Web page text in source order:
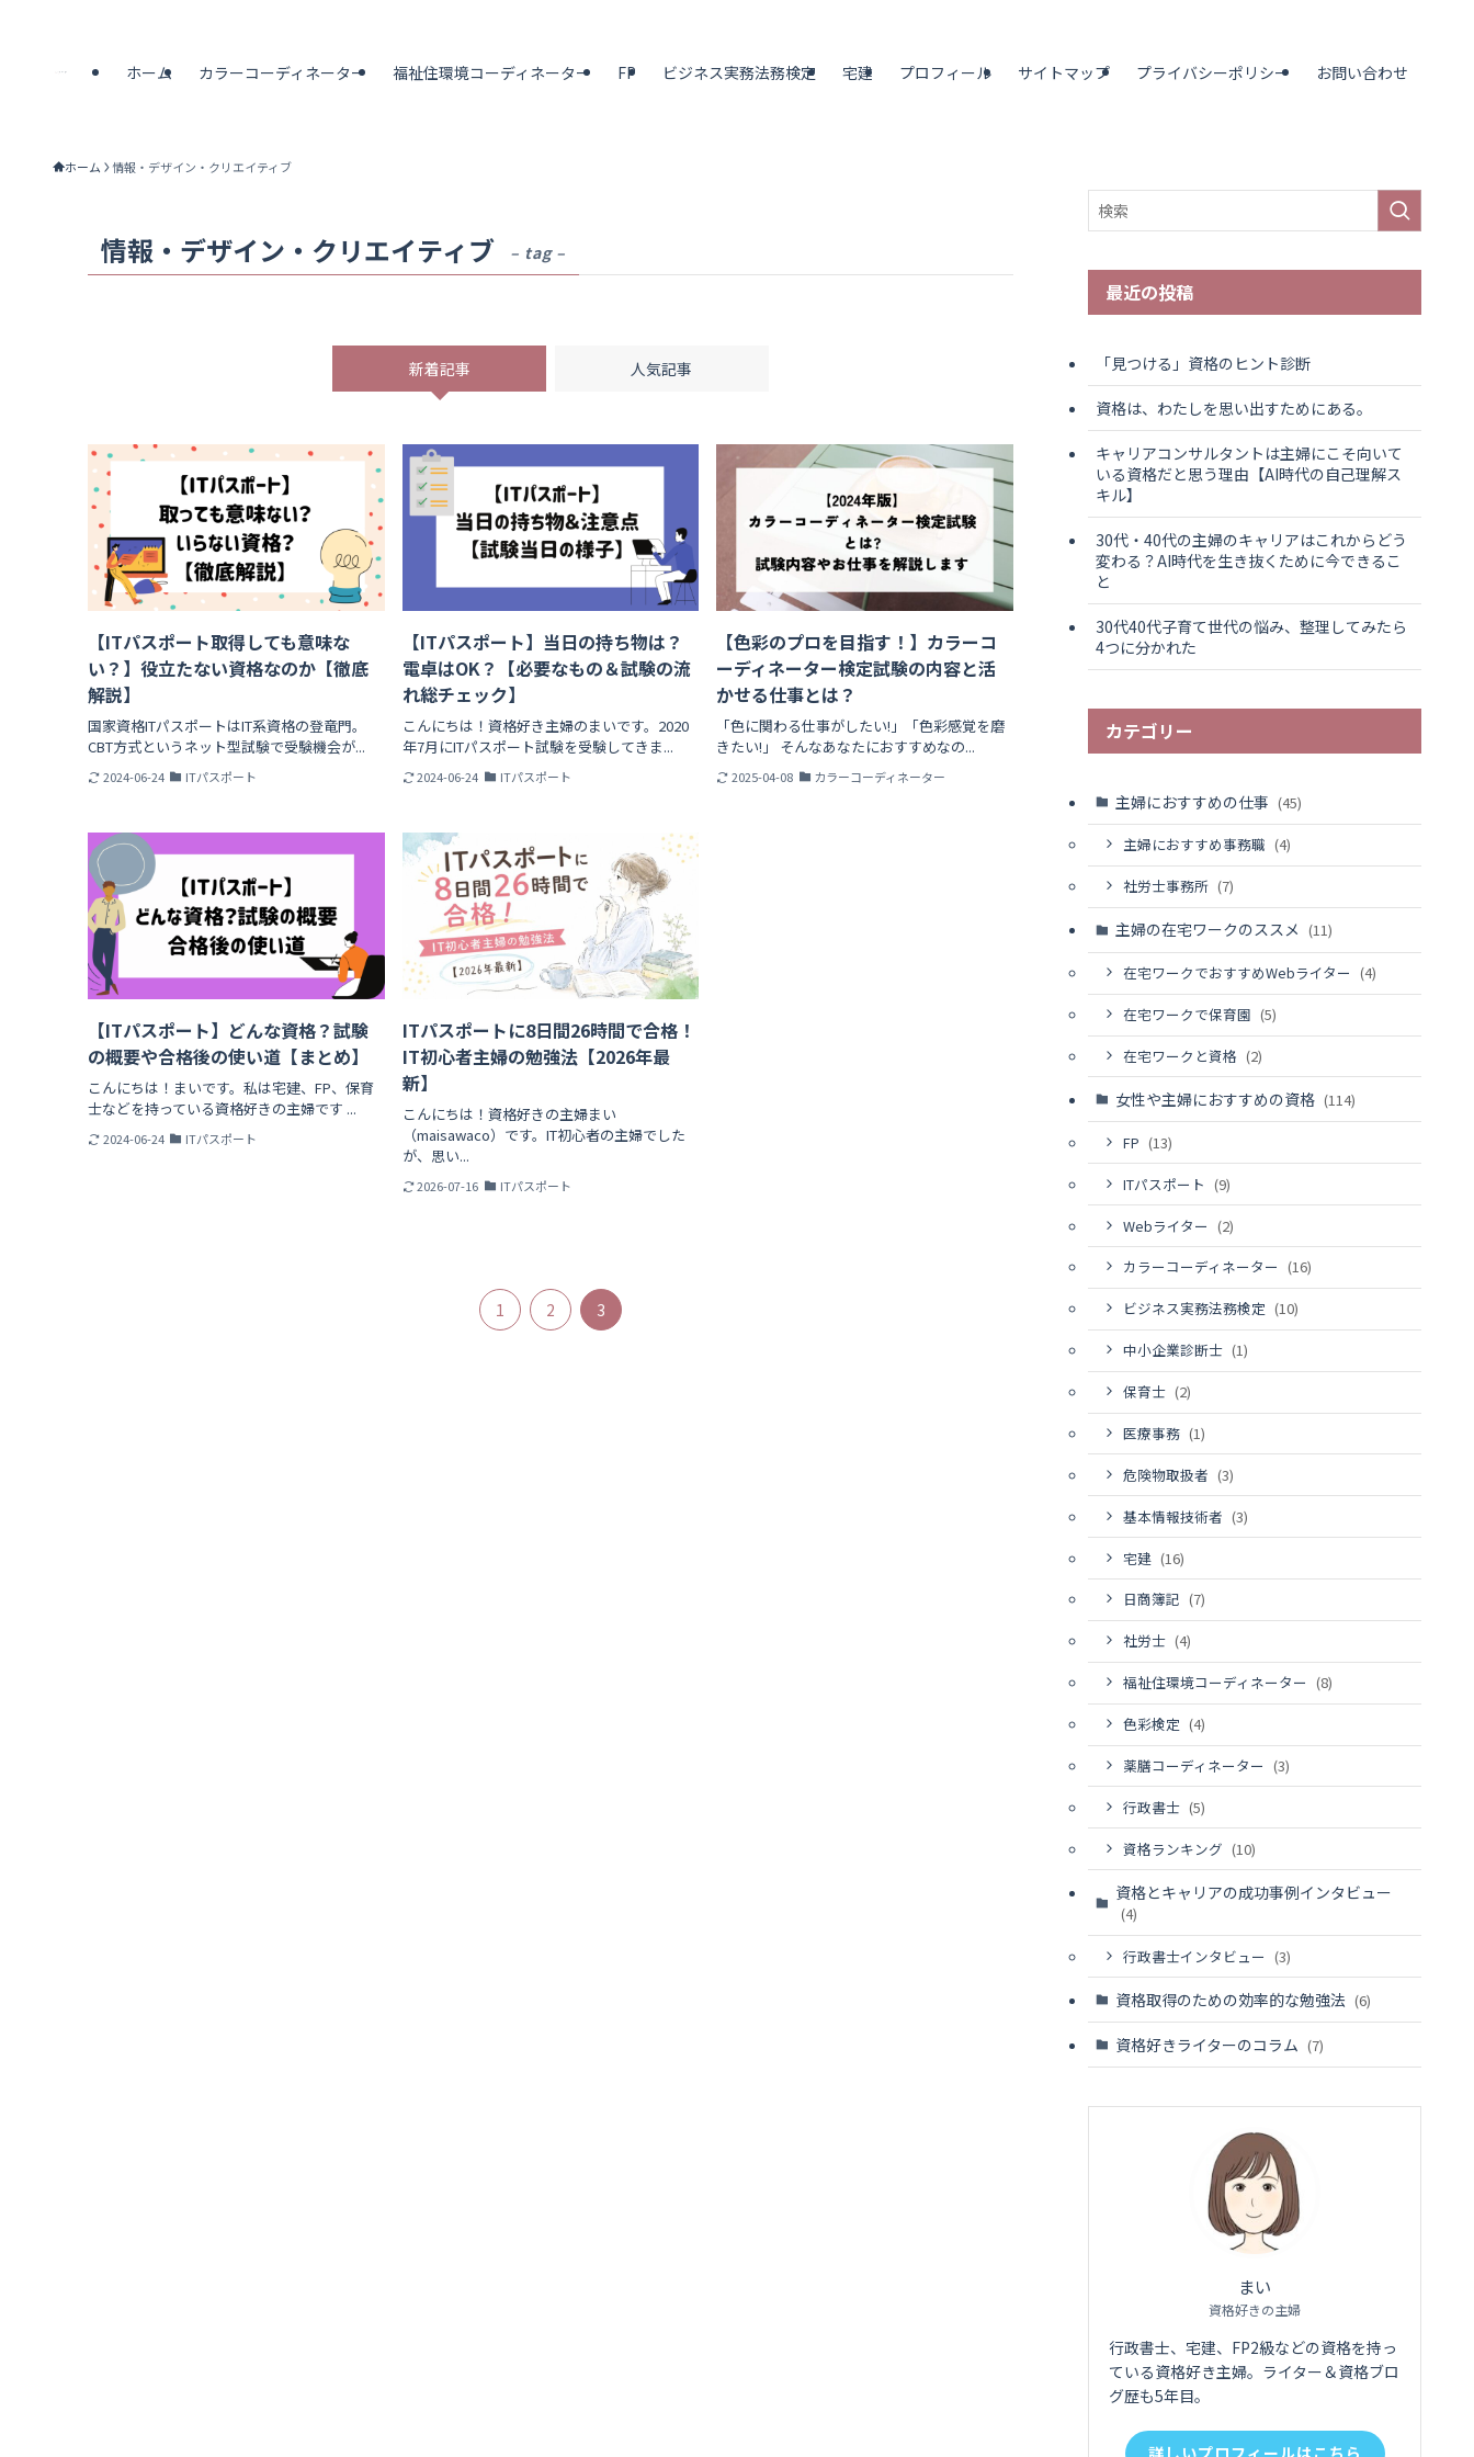
ホーム カラーコーディネーター 福祉住環境コーディネーター FP ビジネス実務法務検定 宅建 プロフィール サイトマップ プライバシーポリシー お問い合わせ
ホーム 情報・デザイン・クリエイティブ
情報・デザイン・クリエイティブ – tag –
新着記事 人気記事
【ITパスポート取得しても意味な
い？】役立たない資格なのか【徹底
解説】
国家資格ITパスポートはIT系資格の登竜門。
CBT方式というネット型試験で受験機会が...
2024-06-24 ITパスポート
【ITパスポート】当日の持ち物は？
電卓はOK？【必要なもの＆試験の流
れ総チェック】
こんにちは！資格好き主婦のまいです。2020
年7月にITパスポート試験を受験してきま...
2024-06-24 ITパスポート
【色彩のプロを目指す！】カラーコ
ーディネーター検定試験の内容と活
かせる仕事とは？
「色に関わる仕事がしたい!」「色彩感覚を磨
きたい!」 そんなあなたにおすすめなの...
2025-04-08 カラーコーディネーター
【ITパスポート】どんな資格？試験
の概要や合格後の使い道【まとめ】
こんにちは！まいです。私は宅建、FP、保育
士などを持っている資格好きの主婦です ...
2024-06-24 ITパスポート
ITパスポートに8日間26時間で合格！
IT初心者主婦の勉強法【2026年最
新】
こんにちは！資格好きの主婦まい
（maisawaco）です。IT初心者の主婦でした
が、思い...
2026-07-16 ITパスポート
1 2 3
最近の投稿
「見つける」資格のヒント診断
資格は、わたしを思い出すためにある。
キャリアコンサルタントは主婦にこそ向いて
いる資格だと思う理由【AI時代の自己理解ス
キル】
30代・40代の主婦のキャリアはこれからどう
変わる？AI時代を生き抜くために今できるこ
と
30代40代子育て世代の悩み、整理してみたら
4つに分かれた
カテゴリー
主婦におすすめの仕事 (45)
主婦におすすめ事務職 (4)
社労士事務所 (7)
主婦の在宅ワークのススメ (11)
在宅ワークでおすすめWebライター (4)
在宅ワークで保育園 (5)
在宅ワークと資格 (2)
女性や主婦におすすめの資格 (114)
FP (13)
ITパスポート (9)
Webライター (2)
カラーコーディネーター (16)
ビジネス実務法務検定 (10)
中小企業診断士 (1)
保育士 (2)
医療事務 (1)
危険物取扱者 (3)
基本情報技術者 (3)
宅建 (16)
日商簿記 (7)
社労士 (4)
福祉住環境コーディネーター (8)
色彩検定 (4)
薬膳コーディネーター (3)
行政書士 (5)
資格ランキング (10)
資格とキャリアの成功事例インタビュー
(4)
行政書士インタビュー (3)
資格取得のための効率的な勉強法 (6)
資格好きライターのコラム (7)
まい
資格好きの主婦
行政書士、宅建、FP2級などの資格を持っ
ている資格好き主婦。ライター＆資格ブロ
グ歴も5年目。